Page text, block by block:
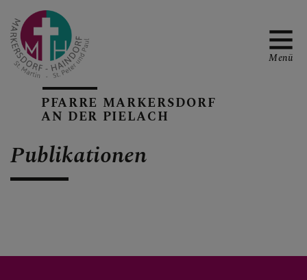
RÜCKBLICKE
PFARRE MARKERSDORF
AN DER PIELACH
Menü
Publikationen